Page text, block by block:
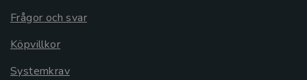
Frågor och svar
Köpvillkor
Systemkrav